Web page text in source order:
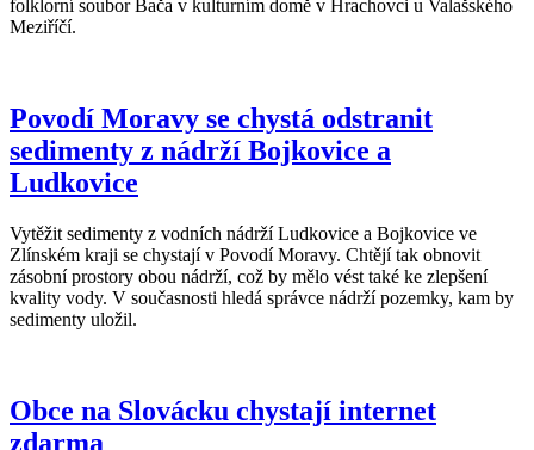
folklorní soubor Bača v kulturním domě v Hrachovci u Valašského
Meziříčí.
Povodí Moravy se chystá odstranit
sedimenty z nádrží Bojkovice a
Ludkovice
Vytěžit sedimenty z vodních nádrží Ludkovice a Bojkovice ve
Zlínském kraji se chystají v Povodí Moravy. Chtějí tak obnovit
zásobní prostory obou nádrží, což by mělo vést také ke zlepšení
kvality vody. V současnosti hledá správce nádrží pozemky, kam by
sedimenty uložil.
Obce na Slovácku chystají internet
zdarma